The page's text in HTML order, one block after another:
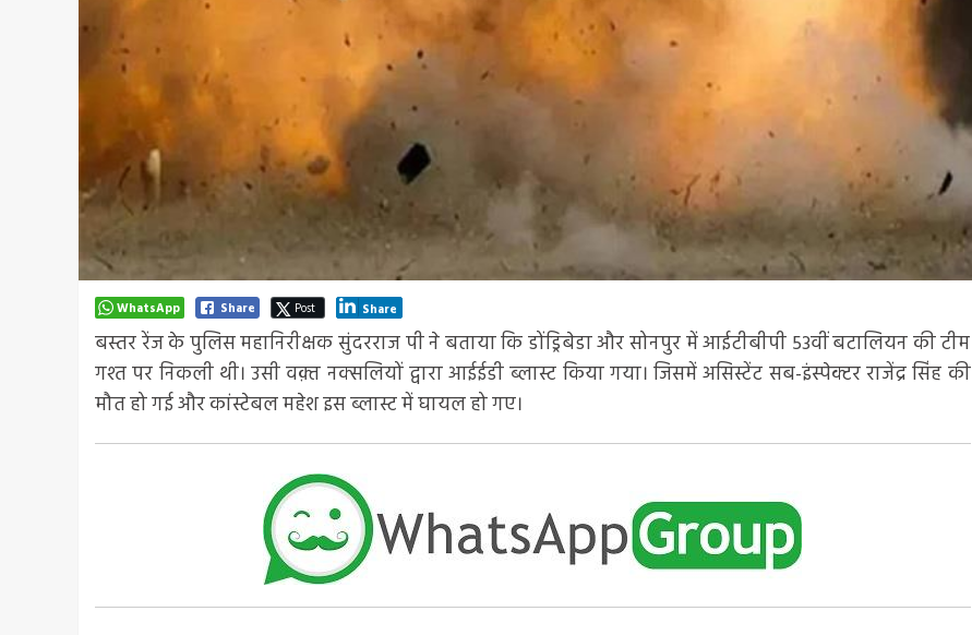
WhatsApp Share Post Share
बस्तर रेंज के पुलिस महानिरीक्षक सुंदरराज पी ने बताया कि डोंड्रिबेडा और सोनपुर में आईटीबीपी 53वीं बटालियन की टीम
गश्त पर निकली थी। उसी वक़्त नक्सलियों द्वारा आईईडी ब्लास्ट किया गया। जिसमें असिस्टेंट सब-इंस्पेक्टर राजेंद्र सिंह की
मौत हो गई और कांस्टेबल महेश इस ब्लास्ट में घायल हो गए।